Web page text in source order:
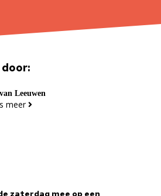
zaterdag mee op een
door:
Leeuwen
meer